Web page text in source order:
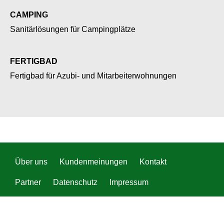
CAMPING
Sanitärlösungen für Campingplätze
FERTIGBAD
Fertigbad für Azubi- und Mitarbeiterwohnungen
Über uns Kundenmeinungen Kontakt
Partner Datenschutz Impressum